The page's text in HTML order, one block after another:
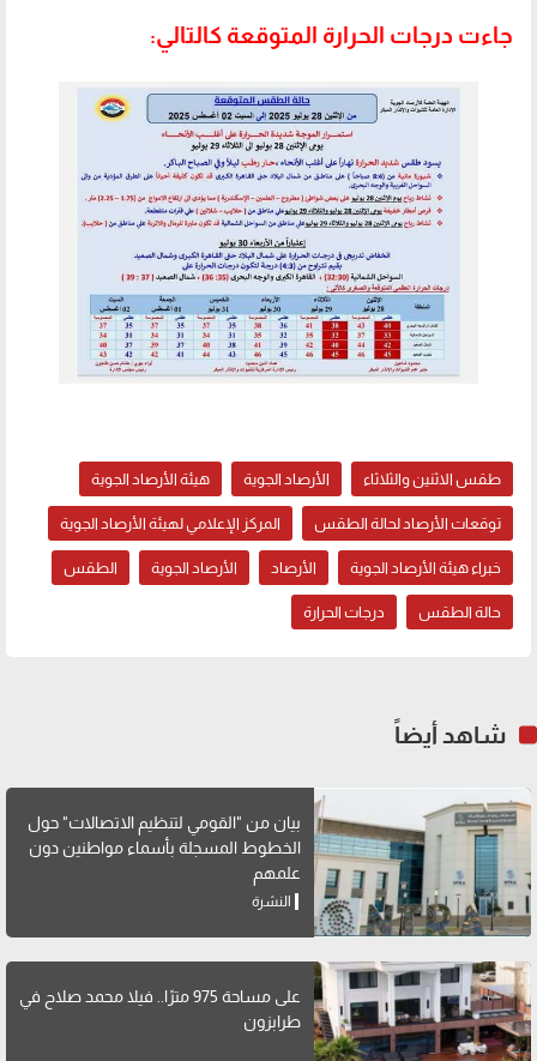
جاءت درجات الحرارة المتوقعة كالتالي:
طقس الاثنين والثلاثاء الأرصاد الجوية هيئة الأرصاد الجوية
توقعات الأرصاد لحالة الطقس المركز الإعلامي لهيئة الأرصاد الجوية
خبراء هيئة الأرصاد الجوية الأرصاد الأرصاد الجوية الطقس
حالة الطقس درجات الحرارة
شاهد أيضاً
بيان من "القومي لتنظيم الاتصالات" حول
الخطوط المسجلة بأسماء مواطنين دون
علمهم
النشرة
على مساحة 975 مترًا.. فيلا محمد صلاح في
طرابزون